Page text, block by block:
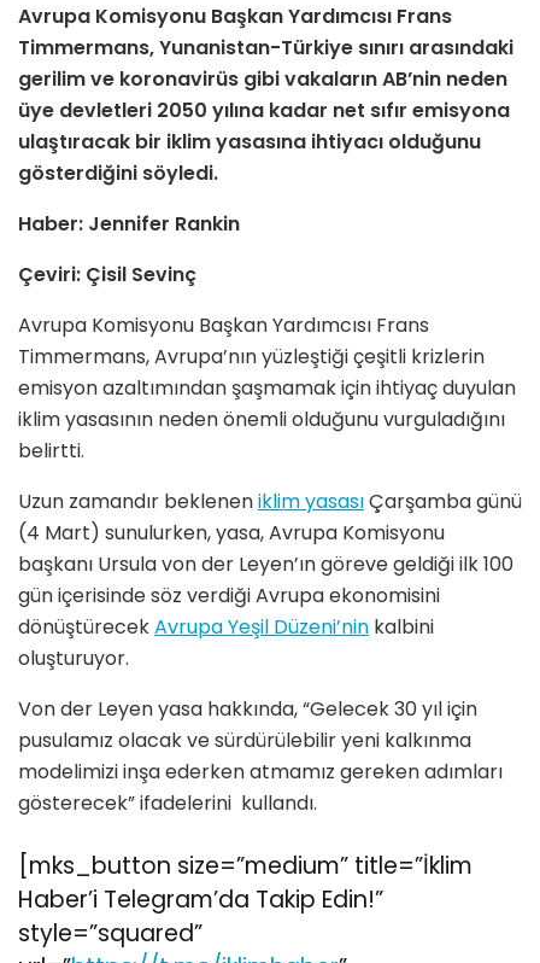
Avrupa Komisyonu Başkan Yardımcısı Frans
Timmermans, Yunanistan-Türkiye sınırı arasındaki
gerilim ve koronavirüs gibi vakaların AB’nin neden
üye devletleri 2050 yılına kadar net sıfır emisyona
ulaştıracak bir iklim yasasına ihtiyacı olduğunu
gösterdiğini söyledi.
Haber: Jennifer Rankin
Çeviri: Çisil Sevinç
Avrupa Komisyonu Başkan Yardımcısı Frans
Timmermans, Avrupa’nın yüzleştiği çeşitli krizlerin
emisyon azaltımından şaşmamak için ihtiyaç duyulan
iklim yasasının neden önemli olduğunu vurguladığını
belirtti.
Uzun zamandır bekleneniklim yasasıÇarşamba günü
(4 Mart) sunulurken, yasa, Avrupa Komisyonu
başkanı Ursula von der Leyen’ın göreve geldiği ilk 100
gün içerisinde söz verdiği Avrupa ekonomisini
dönüştürecekAvrupa Yeşil Düzeni’nin kalbini
oluşturuyor.
Von der Leyen yasa hakkında, “Gelecek 30 yıl için
pusulamız olacak ve sürdürülebilir yeni kalkınma
modelimizi inşa ederken atmamız gereken adımları
gösterecek” ifadelerini kullandı.
[mks_button size=”medium” title=”İklim
Haber’i Telegram’da Takip Edin!”
style=”squared”